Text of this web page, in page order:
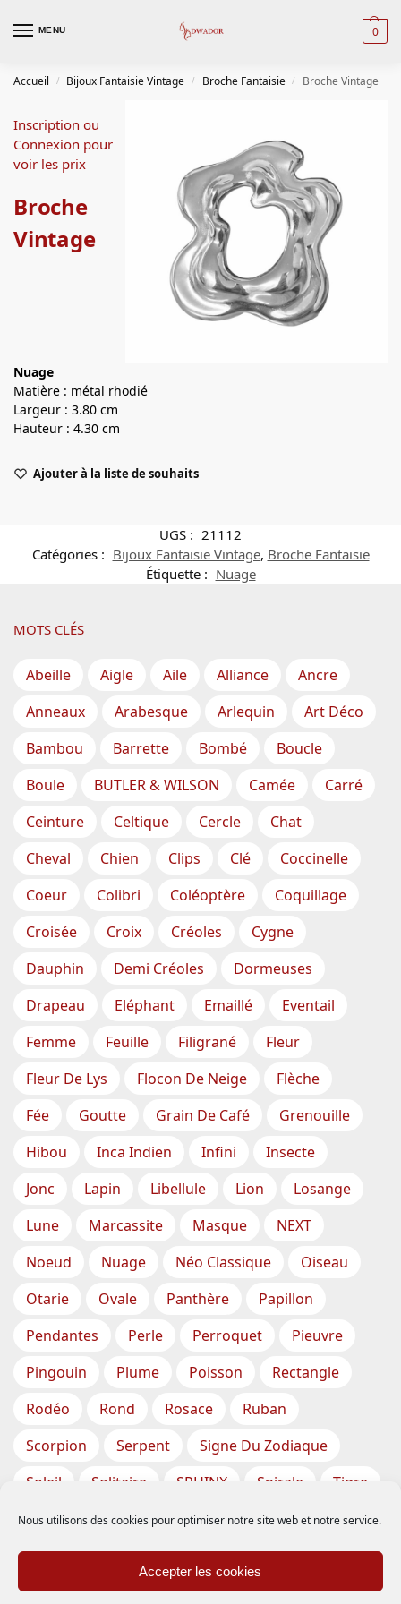
Nous utilisons des cookies pour optimiser notre site web et notre service.
Accepter les cookies
MENU 0
Accueil / Bijoux Fantaisie Vintage / Broche Fantaisie / Broche Vintage
Inscription ou
Connexion pour
voir les prix
Broche
Vintage
Nuage
Matière : métal rhodié
Largeur : 3.80 cm
Hauteur : 4.30 cm
Ajouter à la liste de souhaits
UGS : 21112
Catégories : Bijoux Fantaisie Vintage, Broche Fantaisie
Étiquette : Nuage
MOTS CLÉS
Abeille Aigle Aile Alliance
Ancre
Anneaux
Arabesque Arlequin
Art Déco
Bambou
Barrette Bombé
Boucle
Boule
BUTLER & WILSON Camée
Carré
Ceinture
Celtique Cercle
Chat
Cheval
Chien Clips Clé
Coccinelle
Coeur
Colibri Coléoptère
Coquillage
Croisée
Croix Créoles
Cygne
Dauphin
Demi Créoles
Dormeuses
Drapeau
Eléphant Emaillé
Eventail
Femme
Feuille Filigrané
Fleur
Fleur De Lys
Flocon De Neige
Flèche
Fée
Goutte Grain De Café
Grenouille
Hibou
Inca Indien Infini
Insecte
Jonc
Lapin Libellule Lion
Losange
Lune
Marcassite Masque
NEXT
Noeud
Nuage Néo Classique
Oiseau
Otarie
Ovale Panthère
Papillon
Pendantes
Perle Perroquet
Pieuvre
Pingouin
Plume Poisson
Rectangle
Rodéo
Rond Rosace
Ruban
Scorpion
Serpent
Signe Du Zodiaque
Soleil
Solitaire SPHINX Spirale
Tigre
Torsade
Tortue Train
Tresse
Triangle
Trèfle Tête Vase
Étoile
Étoiles De Mer